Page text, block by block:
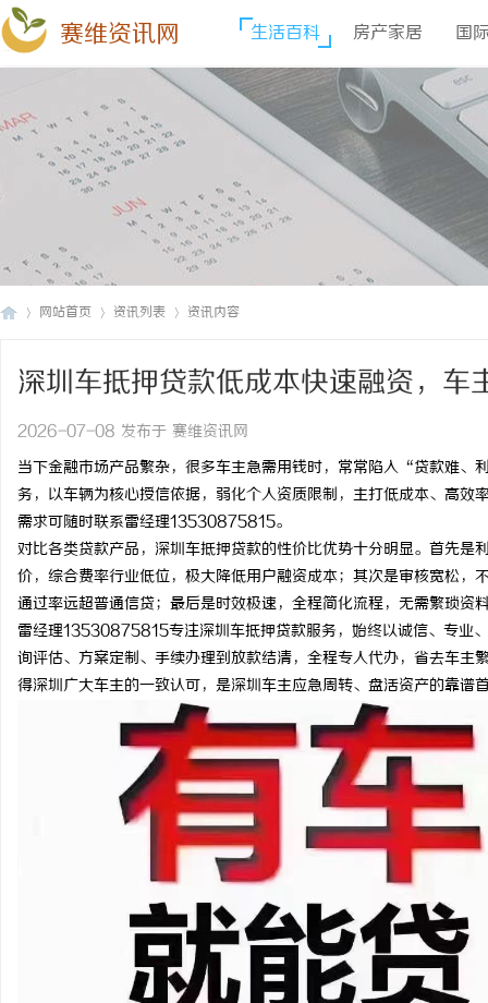
赛维资讯网 生活百科 房产家居 国
网站首页 资讯列表 资讯内容
深圳车抵押贷款低成本快速融资，车
2026-07-08 发布于 赛维资讯网
当下金融市场产品繁杂，很多车主急需用钱时，常常陷入“贷款难
务，以车辆为核心授信依据，弱化个人资质限制，主打低成本、高
需求可随时联系雷经理13530875815。
对比各类贷款产品，深圳车抵押贷款的性价比优势十分明显。首先
价，综合费率行业低位，极大降低用户融资成本；其次是审核宽松
通过率远超普通信贷；最后是时效极速，全程简化流程，无需繁琐资
雷经理13530875815专注深圳车抵押贷款服务，始终以诚信、专业
询评估、方案定制、手续办理到放款结清，全程专人代办，省去车
得深圳广大车主的一致认可，是深圳车主应急周转、盘活资产的靠谱